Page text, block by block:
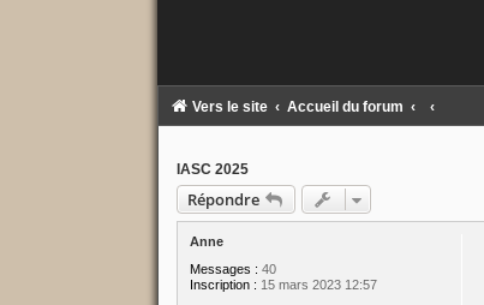
Vers le site Accueil du forum
IASC 2025
Répondre
Anne
Messages : 40
Inscription : 15 mars 2023 12:57